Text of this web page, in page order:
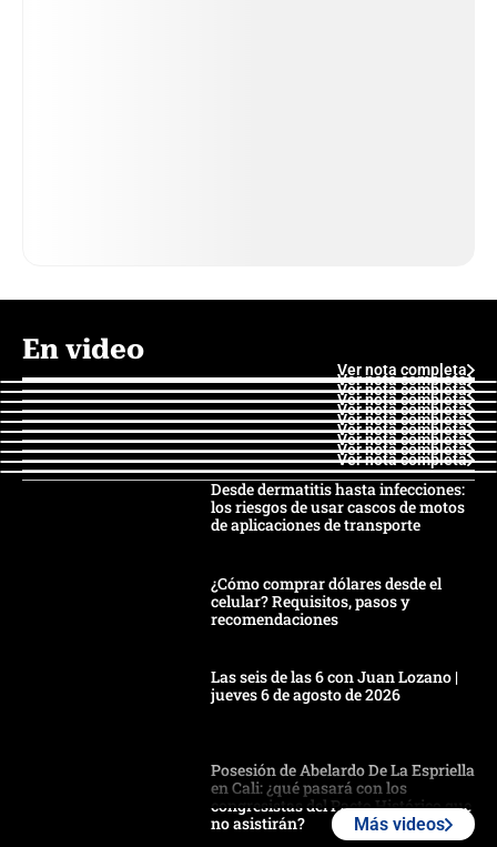
En video
Ver nota completa
Ver nota completa
Ver nota completa
Ver nota completa
Ver nota completa
Ver nota completa
Ver nota completa
Ver nota completa
Ver nota completa
Ver nota completa
Desde dermatitis hasta infecciones:
los riesgos de usar cascos de motos
de aplicaciones de transporte
¿Cómo comprar dólares desde el
celular? Requisitos, pasos y
recomendaciones
Las seis de las 6 con Juan Lozano |
jueves 6 de agosto de 2026
Posesión de Abelardo De La Espriella
en Cali: ¿qué pasará con los
congresistas del Pacto Histórico que
no asistirán?
Más videos